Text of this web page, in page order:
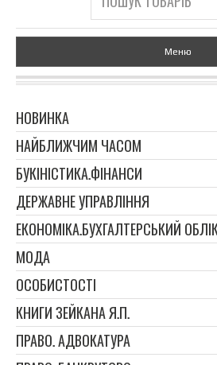
Меню
НОВИНКА
НАЙБЛИЖЧИМ ЧАСОМ
БУКІНІСТИКА.ФІНАНСИ
ДЕРЖАВНЕ УПРАВЛІННЯ
ЕКОНОМІКА.БУХГАЛТЕРСЬКИЙ ОБЛІК
МОДА
ОСОБИСТОСТІ
КНИГИ ЗЕЙКАНА Я.П.
ПРАВО. АДВОКАТУРА